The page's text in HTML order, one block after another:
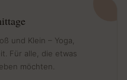
und Klein – Yoga,
Für alle, die etwas
möchten.